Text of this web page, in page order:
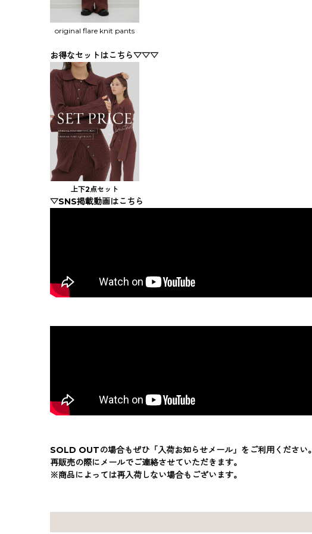
original flare knit pants
お得なセットはこちら▽▽▽
上下2点セット
▽SNS掲載動画はこちら
SOLD OUTの場合もぜひ「入荷お知らせメール」をご利用ください。
再販売の際にメールでご連絡させていただきます。
※商品によっては再入荷しない場合もございます。